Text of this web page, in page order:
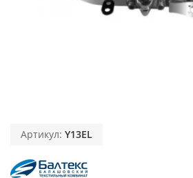
Артикул: Y13EL